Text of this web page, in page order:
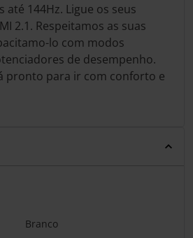
até 144Hz. Ligue os seus
2.1. Respeitamos as suas
lo com modos
de desempenho.
pronto para ir com conforto e
Branco